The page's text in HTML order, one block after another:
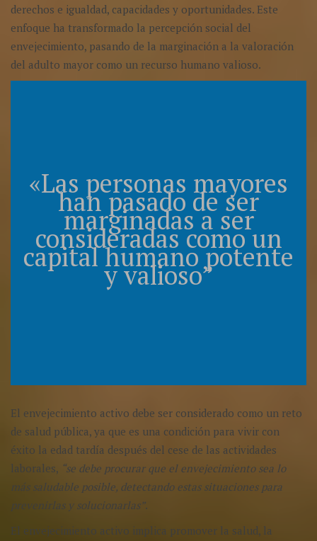
derechos e igualdad, capacidades y oportunidades. Este
enfoque ha transformado la percepción social del
envejecimiento, pasando de la marginación a la valoración
del adulto mayor como un recurso humano valioso.
«Las personas mayores
han pasado de ser
marginadas a ser
consideradas como un
capital humano potente
y valioso”
El envejecimiento activo debe ser considerado como un reto
de salud pública, ya que es una condición para vivir con
éxito la edad tardía después del cese de las actividades
laborales, “se debe procurar que el envejecimiento sea lo
más saludable posible, detectando estas situaciones para
prevenirlas y solucionarlas”.
El envejecimiento activo implica promover la salud, la